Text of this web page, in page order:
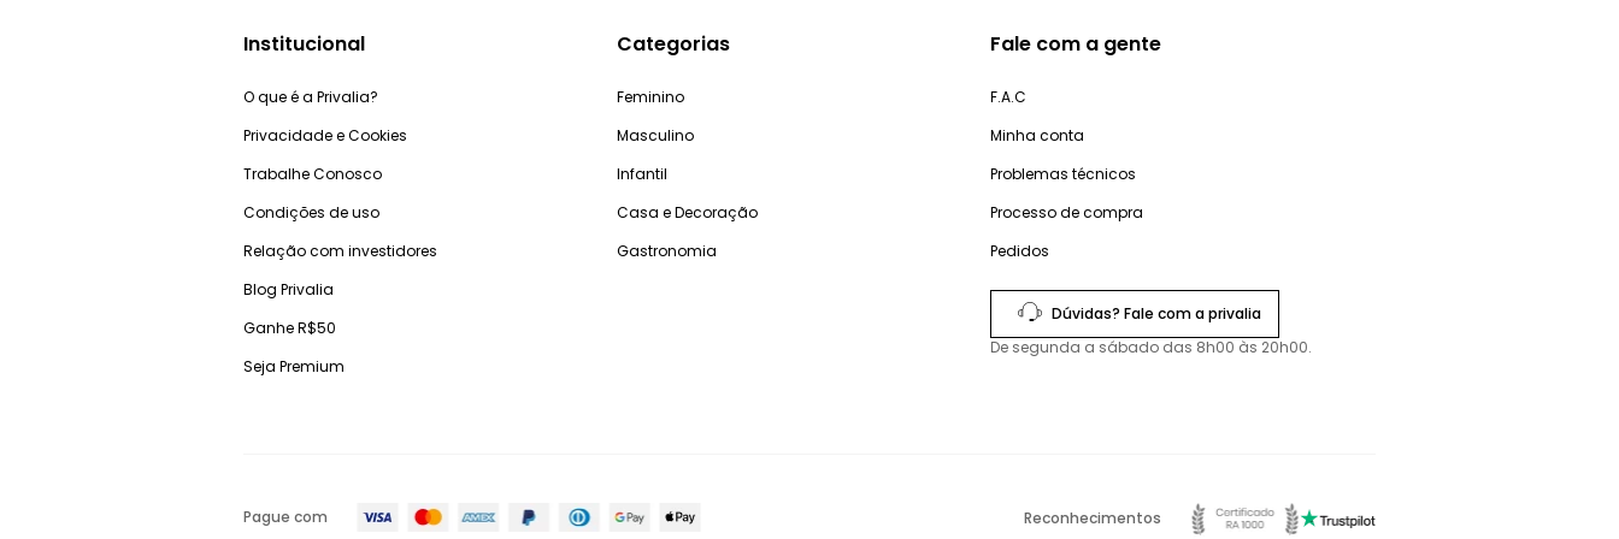
Institucional
O que é a Privalia?
Privacidade e Cookies
Trabalhe Conosco
Condições de uso
Relação com investidores
Blog Privalia
Ganhe R$50
Seja Premium
Categorias
Feminino
Masculino
Infantil
Casa e Decoração
Gastronomia
Fale com a gente
F.A.C
Minha conta
Problemas técnicos
Processo de compra
Pedidos
Dúvidas? Fale com a privalia
De segunda a sábado das 8h00 às 20h00.
Pague com Reconhecimentos